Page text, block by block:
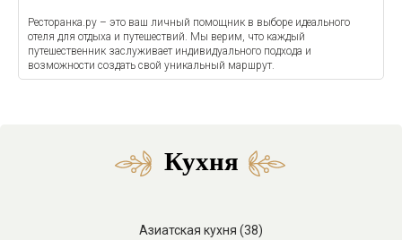
Ресторанка.ру – это ваш личный помощник в выборе идеального
отеля для отдыха и путешествий. Мы верим, что каждый
путешественник заслуживает индивидуального подхода и
возможности создать свой уникальный маршрут.
Кухня
Азиатская кухня (38)